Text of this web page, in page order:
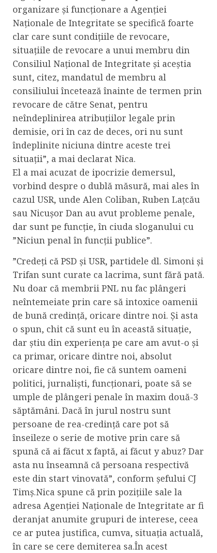
organizare și funcționare a Agenției
Naționale de Integritate se specifică foarte
clar care sunt condițiile de revocare,
situațiile de revocare a unui membru din
Consiliul Național de Integritate și aceștia
sunt, citez, mandatul de membru al
consiliului încetează înainte de termen prin
revocare de către Senat, pentru
neîndeplinirea atribuțiilor legale prin
demisie, ori în caz de deces, ori nu sunt
îndeplinite niciuna dintre aceste trei
situații”, a mai declarat Nica.
El a mai acuzat de ipocrizie demersul,
vorbind despre o dublă măsură, mai ales în
cazul USR, unde Alen Coliban, Ruben Lațcău
sau Nicușor Dan au avut probleme penale,
dar sunt pe funcție, în ciuda sloganului cu
”Niciun penal în funcții publice”.
”Credeți că PSD și USR, partidele dl. Simoni și
Trifan sunt curate ca lacrima, sunt fără pată.
Nu doar că membrii PNL nu fac plângeri
neîntemeiate prin care să intoxice oamenii
de bună credință, oricare dintre noi. Și asta
o spun, chit că sunt eu în această situație,
dar știu din experiența pe care am avut-o și
ca primar, oricare dintre noi, absolut
oricare dintre noi, fie că suntem oameni
politici, jurnaliști, funcționari, poate să se
umple de plângeri penale în maxim două-3
săptămâni. Dacă în jurul nostru sunt
persoane de rea-credință care pot să
înseileze o serie de motive prin care să
spună că ai făcut x faptă, ai făcut y abuz? Dar
asta nu înseamnă că persoana respectivă
este din start vinovată”, conform șefului CJ
Timș.Nica spune că prin pozițiile sale la
adresa Agenției Naționale de Integritate ar fi
deranjat anumite grupuri de interese, ceea
ce ar putea justifica, cumva, situația actuală,
în care se cere demiterea sa.În acest